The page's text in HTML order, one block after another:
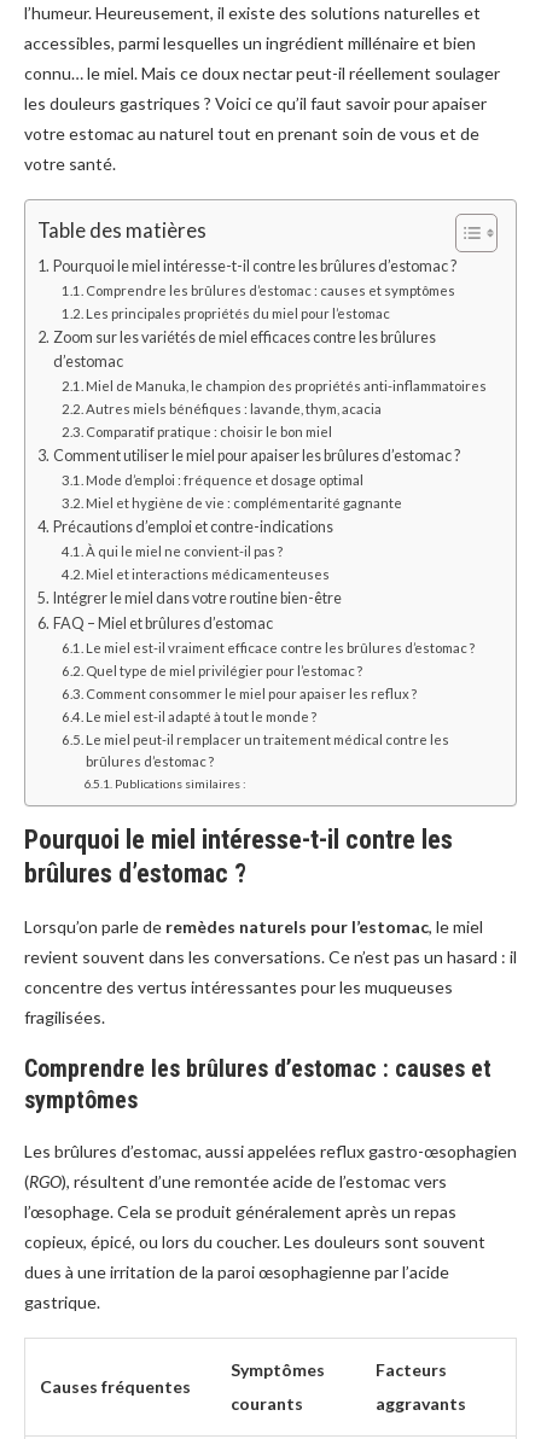
l’humeur. Heureusement, il existe des solutions naturelles et
accessibles, parmi lesquelles un ingrédient millénaire et bien
connu… le miel. Mais ce doux nectar peut-il réellement soulager
les douleurs gastriques ? Voici ce qu’il faut savoir pour apaiser
votre estomac au naturel tout en prenant soin de vous et de
votre santé.
Table des matières
Pourquoi le miel intéresse-t-il contre les brûlures d’estomac ?
Comprendre les brûlures d’estomac : causes et symptômes
Les principales propriétés du miel pour l’estomac
Zoom sur les variétés de miel efficaces contre les brûlures
d’estomac
Miel de Manuka, le champion des propriétés anti-inflammatoires
Autres miels bénéfiques : lavande, thym, acacia
Comparatif pratique : choisir le bon miel
Comment utiliser le miel pour apaiser les brûlures d’estomac ?
Mode d’emploi : fréquence et dosage optimal
Miel et hygiène de vie : complémentarité gagnante
Précautions d’emploi et contre-indications
À qui le miel ne convient-il pas ?
Miel et interactions médicamenteuses
Intégrer le miel dans votre routine bien-être
FAQ – Miel et brûlures d’estomac
Le miel est-il vraiment efficace contre les brûlures d’estomac ?
Quel type de miel privilégier pour l’estomac ?
Comment consommer le miel pour apaiser les reflux ?
Le miel est-il adapté à tout le monde ?
Le miel peut-il remplacer un traitement médical contre les
brûlures d’estomac ?
Publications similaires :
Pourquoi le miel intéresse-t-il contre les
brûlures d’estomac ?
Lorsqu’on parle de remèdes naturels pour l’estomac, le miel
revient souvent dans les conversations. Ce n’est pas un hasard : il
concentre des vertus intéressantes pour les muqueuses
fragilisées.
Comprendre les brûlures d’estomac : causes et
symptômes
Les brûlures d’estomac, aussi appelées reflux gastro-œsophagien
(RGO), résultent d’une remontée acide de l’estomac vers
l’œsophage. Cela se produit généralement après un repas
copieux, épicé, ou lors du coucher. Les douleurs sont souvent
dues à une irritation de la paroi œsophagienne par l’acide
gastrique.
Causes fréquentes
Symptômes
courants
Facteurs
aggravants